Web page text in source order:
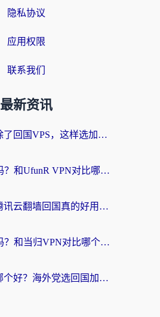
隐私协议
应用权限
联系我们
最新资讯
海外党必看：除了回国VPS，这样选加速器也能无缝刷国内资源？
迅游VPN好用吗？和UfunR VPN对比哪个回国效果更好？海外党亲测避坑指南
海外党必看：腾讯云翻墙回国真的好用吗？+ 3步选对回国加速器指南
穿梭VPN好用吗？和当归VPN对比哪个回国效果更好？海外党亲测实用指南
穿梭和六毫秒哪个好？海外党选回国加速器的避坑指南，附番茄加速器实测